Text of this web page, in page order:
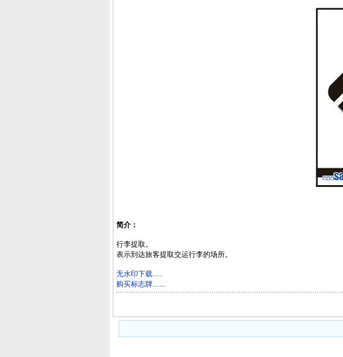
简介：
行李提取。
表示到达旅客提取交运行李的场所。
无水印下载......
购买标志牌.......